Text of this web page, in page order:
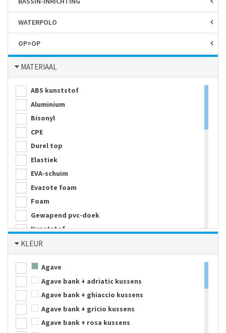
WATERPOLO
OP=OP
MATERIAAL
ABS kunststof
Aluminium
Bisonyl
CPE
Durel top
Elastiek
EVA-schuim
Evazote foam
Foam
Gewapend pvc-doek
Kunststof
Melamine
Metaal
Neopreen
Nylon
Parachute zijde
PE kunststof
PE-schuim
KLEUR
Agave
Agave bank + adriatic kussens
Agave bank + ghiaccio kussens
Agave bank + gricio kussens
Agave bank + rosa kussens